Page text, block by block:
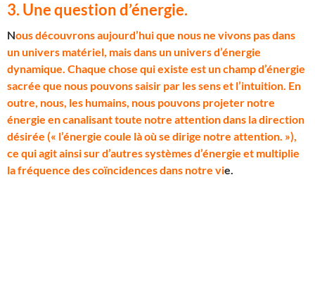
3. Une question d’énergie.
Nous découvrons aujourd’hui que nous ne vivons pas dans
un univers matériel, mais dans un univers d’énergie
dynamique. Chaque chose qui existe est un champ d’énergie
sacrée que nous pouvons saisir par les sens et l’intuition. En
outre, nous, les humains, nous pouvons projeter notre
énergie en canalisant toute notre attention dans la direction
désirée (« l’énergie coule là où se dirige notre attention. »),
ce qui agit ainsi sur d’autres systèmes d’énergie et multiplie
la fréquence des coïncidences dans notre vie.